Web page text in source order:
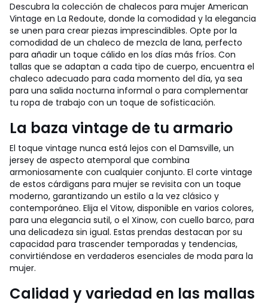
Descubra la colección de chalecos para mujer American
Vintage en La Redoute, donde la comodidad y la elegancia
se unen para crear piezas imprescindibles. Opte por la
comodidad de un chaleco de mezcla de lana, perfecto
para añadir un toque cálido en los días más fríos. Con
tallas que se adaptan a cada tipo de cuerpo, encuentra el
chaleco adecuado para cada momento del día, ya sea
para una salida nocturna informal o para complementar
tu ropa de trabajo con un toque de sofisticación.
La baza vintage de tu armario
El toque vintage nunca está lejos con el Damsville, un
jersey de aspecto atemporal que combina
armoniosamente con cualquier conjunto. El corte vintage
de estos cárdigans para mujer se revisita con un toque
moderno, garantizando un estilo a la vez clásico y
contemporáneo. Elija el Vitow, disponible en varios colores,
para una elegancia sutil, o el Xinow, con cuello barco, para
una delicadeza sin igual. Estas prendas destacan por su
capacidad para trascender temporadas y tendencias,
convirtiéndose en verdaderos esenciales de moda para la
mujer.
Calidad y variedad en las mallas